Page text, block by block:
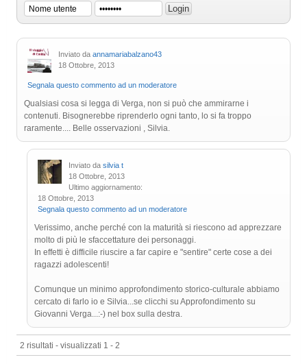
Inviato da annamariabalzano43
18 Ottobre, 2013
Segnala questo commento ad un moderatore
Qualsiasi cosa si legga di Verga, non si può che ammirarne i
contenuti. Bisognerebbe riprenderlo ogni tanto, lo si fa troppo
raramente.... Belle osservazioni , Silvia.
Inviato da silvia t
18 Ottobre, 2013
Ultimo aggiornamento:
18 Ottobre, 2013
Segnala questo commento ad un moderatore
Verissimo, anche perché con la maturità si riescono ad apprezzare
molto di più le sfaccettature dei personaggi.
In effetti è difficile riuscire a far capire e "sentire" certe cose a dei
ragazzi adolescenti!
Comunque un minimo approfondimento storico-culturale abbiamo
cercato di farlo io e Silvia...se clicchi su Approfondimento su
Giovanni Verga...:-) nel box sulla destra.
2 risultati - visualizzati 1 - 2